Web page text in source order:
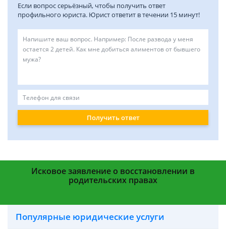
Если вопрос серьёзный, чтобы получить ответ
профильного юриста. Юрист ответит в течении 15 минут!
Получить ответ
Исковое заявление о восстановлении в
родительских правах
Популярные юридические услуги